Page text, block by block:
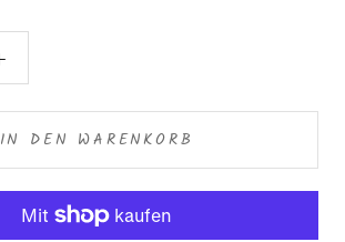
IN DEN WARENKORB